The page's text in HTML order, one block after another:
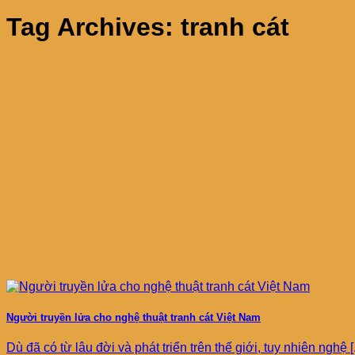
Tag Archives: tranh cát
Người truyền lửa cho nghệ thuật tranh cát Việt Nam
Dù đã có từ lâu đời và phát triển trên thế giới, tuy nhiên nghệ